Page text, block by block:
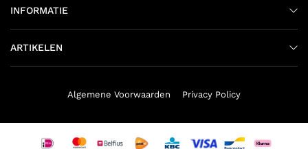
INFORMATIE
ARTIKELEN
Algemene Voorwaarden Privacy Policy